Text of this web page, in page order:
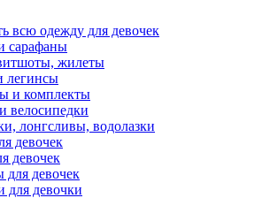
всю одежду для девочек
сарафаны
жилеты
легинсы
и комплекты
велосипедки
лонгсливы, водолазки
девочек
девочек
девочек
для девочки